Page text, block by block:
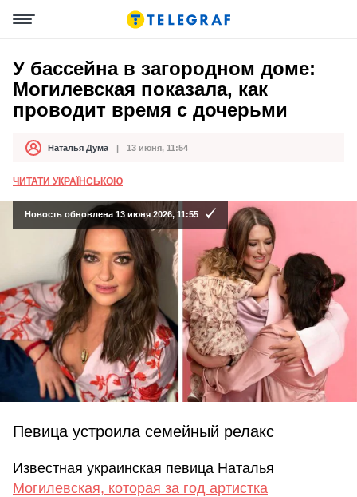
У бассейна в загородном доме:
Могилевская показала, как
проводит время с дочерьми
АвторНаталья Дума
Дата публикации 13 июня, 11:54
ЧИТАТИ УКРАЇНСЬКОЮ
Новость обновлена 13 июня 2026, 11:55
Певица устроила семейный релакс
Известная украинская певица Наталья
Могилевская, которая за год артистка